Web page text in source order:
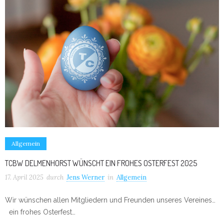
Allgemein
TCBW DELMENHORST WÜNSCHT EIN FROHES OSTERFEST 2025
17. April 2025 durch Jens Werner in Allgemein
Wir wünschen allen Mitgliedern und Freunden unseres Vereines…
ein frohes Osterfest…